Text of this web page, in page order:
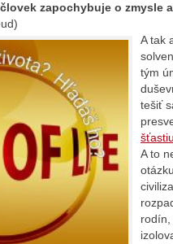
zapochybuje o zmysle
A tak
tým
tešiť
šťastiu
A to
rodín,